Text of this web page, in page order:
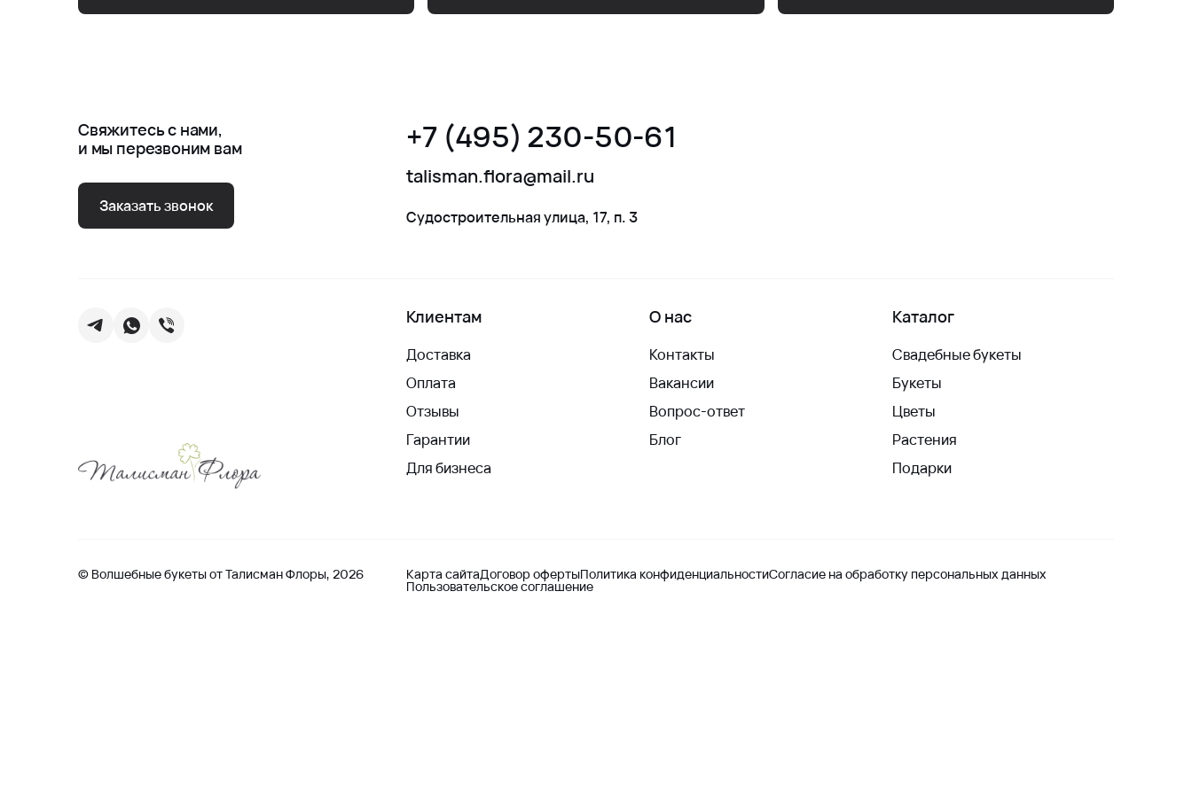
Свяжитесь с нами,
и мы перезвоним вам
Заказать звонок
+7 (495) 230-50-61
talisman.flora@mail.ru
Судостроительная улица, 17, п. 3
Клиентам
Доставка
Оплата
Отзывы
Гарантии
Для бизнеса
О нас
Контакты
Вакансии
Вопрос-ответ
Блог
Каталог
Свадебные букеты
Букеты
Цветы
Растения
Подарки
© Волшебные букеты от Талисман Флоры, 2026 Карта сайтаДоговор офертыПолитика конфиденциальностиСогласие на обработку персональных данных
Пользовательское соглашение